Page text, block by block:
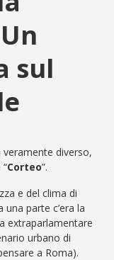
sul
veramente diverso,
Corteo”.
e del clima di
parte c’era la
extraparlamentare
urbano di
a Roma).